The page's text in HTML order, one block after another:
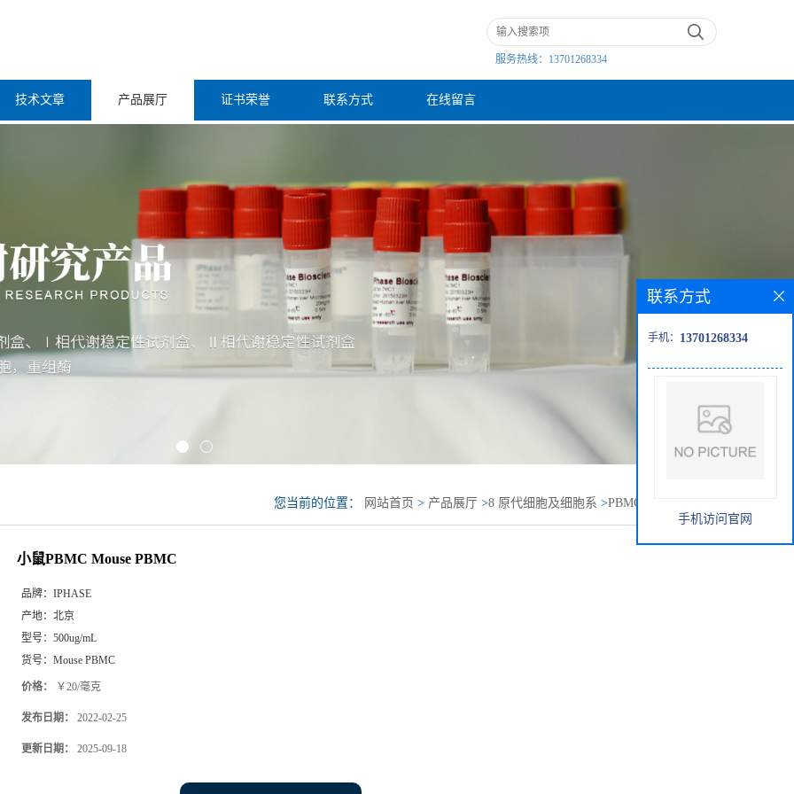
服务热线： 13701268334
技术文章 产品展厅 证书荣誉 联系方式 在线留言
您当前的位置： 网站首页 > 产品展厅 >8 原代细胞及细胞系 >PBMC
小鼠PBMC Mouse PBMC
品牌： IPHASE
产地： 北京
型号： 500ug/mL
货号： Mouse PBMC
价格： ￥20/毫克
发布日期： 2022-02-25
更新日期： 2025-09-18
联系方式
手机： 13701268334
手机访问官网